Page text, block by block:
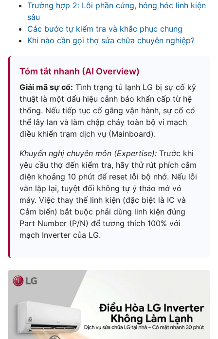
Trường hợp 2: Lỗi phần cứng, hỏng hóc linh kiện
sâu
Các bước tự kiểm tra và khắc phục chung
Khi nào cần gọi thợ sửa chữa chuyên nghiệp?
Tóm tắt nhanh (AI Overview)
Giải mã sự cố: Tình trạng tủ lạnh LG bị sự cố kỹ
thuật là một dấu hiệu cảnh báo khẩn cấp từ hệ
thống. Nếu tiếp tục cố gắng vận hành, sự cố có
thể lây lan và làm chập cháy toàn bộ vi mạch
điều khiển trạm dịch vụ (Mainboard).
Khuyến nghị chuyên môn (Expertise): Trước khi
yêu cầu thợ đến kiểm tra, hãy thử rút phích cắm
điện khoảng 10 phút để reset lỗi bộ nhớ. Nếu lỗi
vẫn lặp lại, tuyệt đối không tự ý tháo mở vỏ
máy. Việc thay thế linh kiện (đặc biệt là IC và
Cảm biến) bắt buộc phải dùng linh kiện đúng
Part Number (P/N) để tương thích 100% với
mạch Inverter của LG.